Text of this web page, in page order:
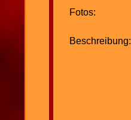
Fotos:
Beschreibung: